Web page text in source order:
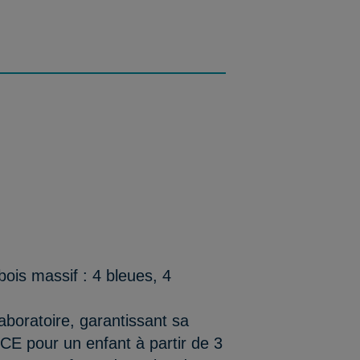
massif : 4 bleues, 4
garantissant sa
pour un enfant à partir de 3